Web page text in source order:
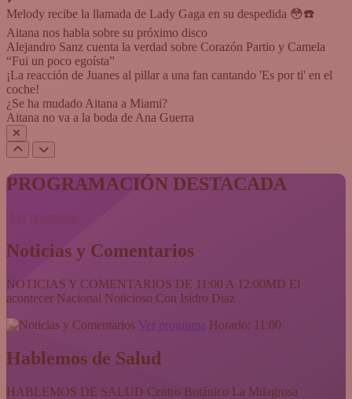
Melody recibe la llamada de Lady Gaga en su despedida 😳☎️
Aitana nos habla sobre su próximo disco
Alejandro Sanz cuenta la verdad sobre Corazón Partio y Camela
“Fui un poco egoísta”
¡La reacción de Juanes al pillar a una fan cantando 'Es por ti' en el
coche!
¿Se ha mudado Aitana a Miami?
Aitana no va a la boda de Ana Guerra
PROGRAMACIÓN DESTACADA
Ver programa
Noticias y Comentarios
NOTICIAS Y COMENTARIOS DE 11:00 A 12:00MD El
acontecer Nacional Noticioso Con Isidro Diaz
Ver programa Horario: 11:00
Hablemos de Salud
HABLEMOS DE SALUD Centro Botánico La Milagrosa